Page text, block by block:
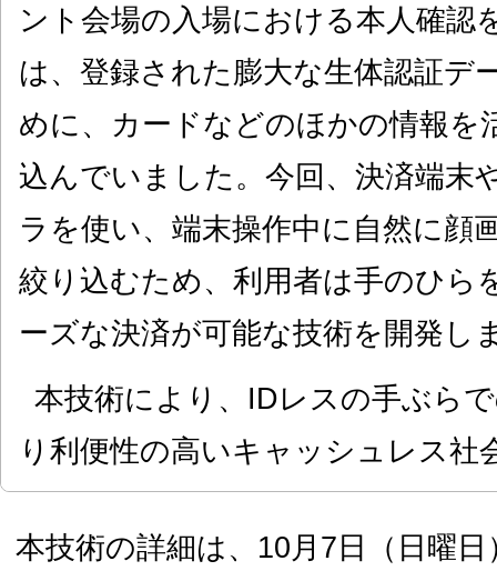
ント会場の入場における本人確認
は、登録された膨大な生体認証デ
めに、カードなどのほかの情報を
込んでいました。今回、決済端末
ラを使い、端末操作中に自然に顔
絞り込むため、利用者は手のひら
ーズな決済が可能な技術を開発し
本技術により、IDレスの手ぶら
り利便性の高いキャッシュレス社
本技術の詳細は、10月7日（日曜